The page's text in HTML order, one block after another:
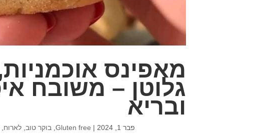
מאפינס
גלוטן – משובח
ובריא
פבר 1, 2024 |
Gluten free
, בוקר טוב לארוח